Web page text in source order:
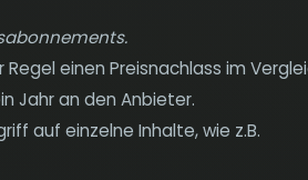
Regel einen Preisnachlass im
Jahr an den Anbieter.
auf einzelne Inhalte, wie z.B.